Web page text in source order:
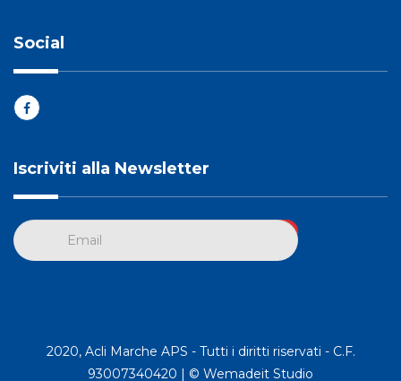
Social
Iscriviti alla Newsletter
2020, Acli Marche APS - Tutti i diritti riservati - C.F.
93007340420 | © Wemadeit Studio